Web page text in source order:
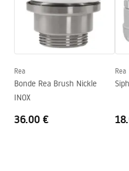
Largeur
Hauteur
Profondeur
Forme
Trou de robinet
Conditions de garantie
Rea
Bonde Rea Brush Nickle
INOX
36.00 €
Rea